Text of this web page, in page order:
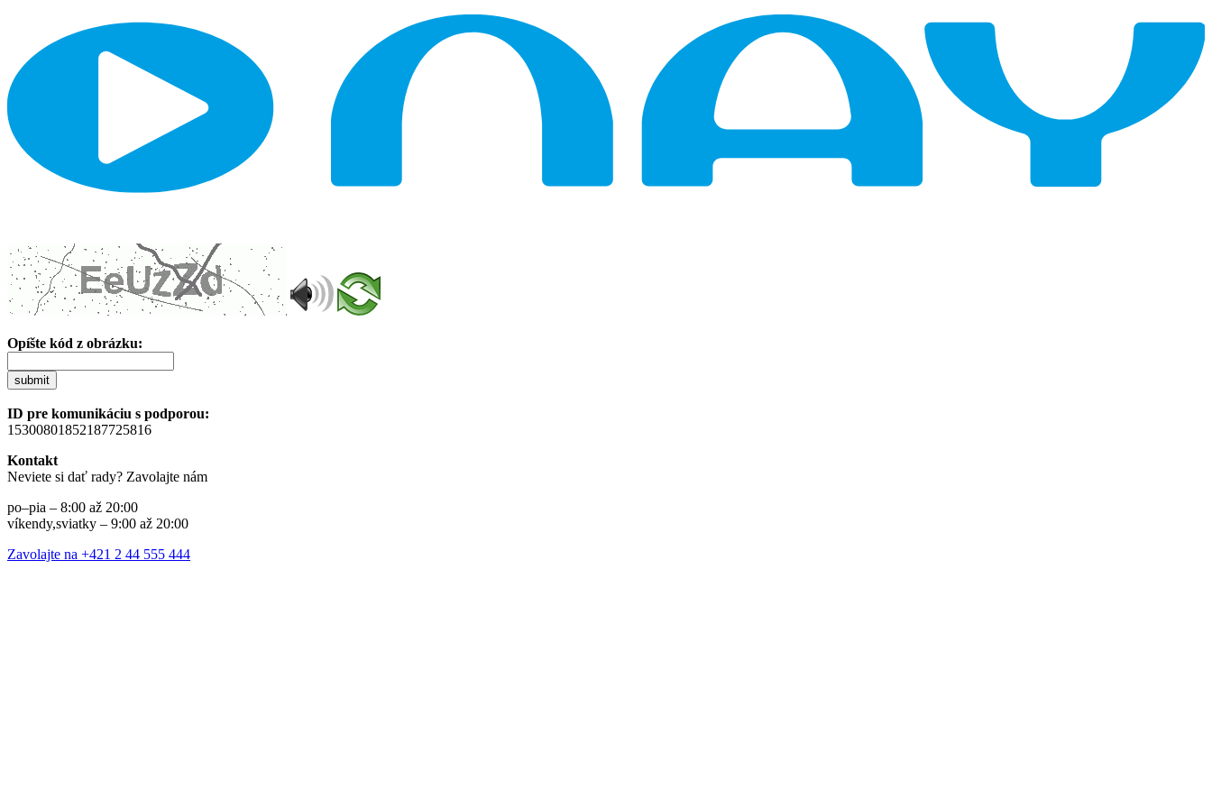
Opíšte kód z obrázku:
submit
ID pre komunikáciu s podporou:
15300801852187725816
Kontakt
Neviete si dať rady? Zavolajte nám
po–pia – 8:00 až 20:00
víkendy,sviatky – 9:00 až 20:00
Zavolajte na +421 2 44 555 444